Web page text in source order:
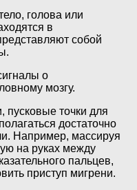
голова или
в
собой
о
мозгу.
пусковые точки для
достаточно
Например, массируя
на руках между
пальцев,
приступ мигрени.